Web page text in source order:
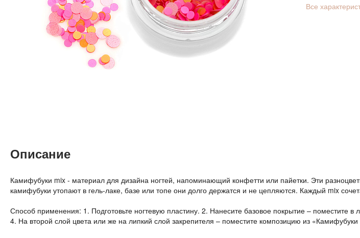
Все
Описание
Камифубуки mix - материал для дизайна ногтей, напоминающий конфетти или пайетки. Эти
камифубуки утопают в гель-лаке, базе или топе они долго держатся и не цепляются. Каждый mix
Способ применения: 1. Подготовьте ногтевую пластину. 2. Нанесите базовое покрытие –
4. На второй слой цвета или же на липкий слой закрепителя – поместите композицию из